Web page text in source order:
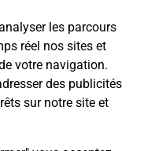
les parcours
réel nos sites et
votre navigation.
des publicités
sur notre site et
à 08h00